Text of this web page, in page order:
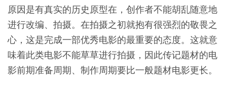
原因是有真实的历史原型在，创作者不能胡乱随意地
进行改编、拍摄。在拍摄之初就抱有很强烈的敬畏之
心，这是完成一部优秀电影的最重要的态度。这就意
味着此类电影不能草草进行拍摄，因此传记题材的电
影前期准备周期、制作周期要比一般题材电影更长。